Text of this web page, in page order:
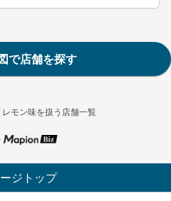
モン味を扱う店舗一覧
で店舗を探す
ジトップ